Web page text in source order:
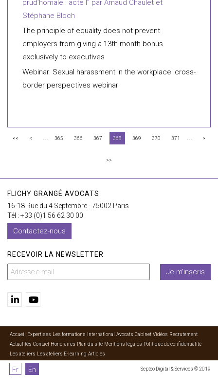
prud’homale : acte I" par Arnaud Chaulet et
Stéphane Bloch
The principle of equality does not prevent
employers from giving a 13th month bonus
exclusively to executives
Webinar: Sexual harassment in the workplace: cross-
border perspectives webinar
<< < ... 365 366 367 368 369 370 371 ... >
>>
FLICHY GRANGÉ AVOCATS
16-18 Rue du 4 Septembre - 75002 Paris
Tél : +33 (0)1 56 62 30 00
Contactez-nous
RECEVOIR LA NEWSLETTER
Je m'inscris
Accueil Expertises Les formations International Avocats Cabinet Vidéos Recrutement
Actualités Contact Honoraires Plan du site Mentions légales Politique de confidentialité
Les ateliers
Les ateliers E-learning Articles
Fr En Septeo Digital & Services © 2019